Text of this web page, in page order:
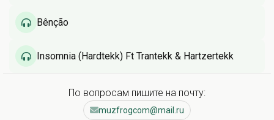
Bênção
Insomnia (Hardtekk) Ft Trantekk & Hartzertekk
По вопросам пишите на почту:
muzfrogcom@mail.ru